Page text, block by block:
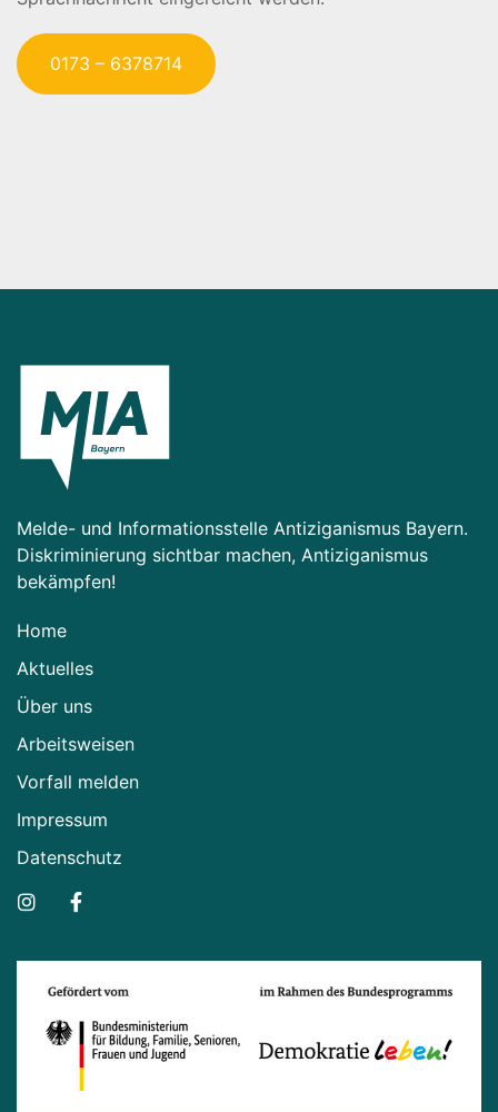
0173 – 6378714
Melde- und Informationsstelle Antiziganismus Bayern.
Diskriminierung sichtbar machen, Antiziganismus
bekämpfen!
Home
Aktuelles
Über uns
Arbeitsweisen
Vorfall melden
Impressum
Datenschutz